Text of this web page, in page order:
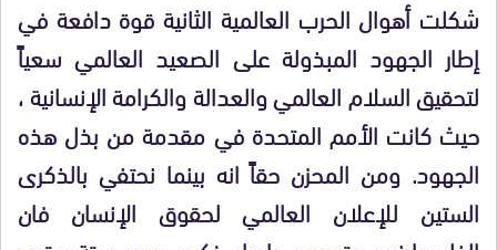
شكلت أهوال الحرب العالمية الثانية قوة دافعة في
إطار الجهود المبذولة على الصعيد العالمي سعياً
لتحقيق السلام العالمي والعدالة والكرامة الإنسانية ،
حيث كانت الأمم المتحدة في مقدمة من بذل هذه
الجهود. ومن المحزن حقاً انه بينما نحتفي بالذكرى
الستين للإعلان العالمي لحقوق الإنسان فان